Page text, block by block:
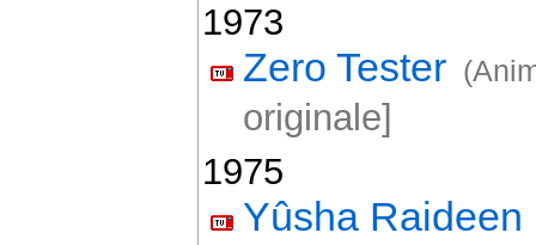
1973
Zero Tester
originale]
1975
Yûsha Raideen